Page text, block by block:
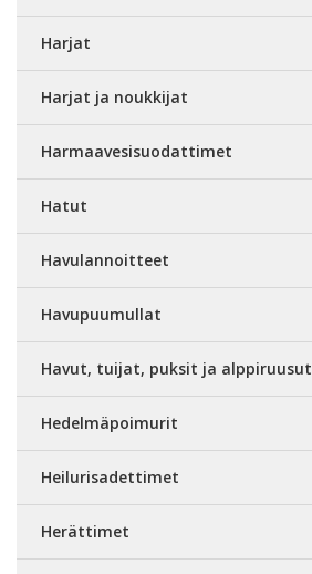
Harjat
Harjat ja noukkijat
Harmaavesisuodattimet
Hatut
Havulannoitteet
Havupuumullat
Havut, tuijat, puksit ja alppiruusut
Hedelmäpoimurit
Heilurisadettimet
Herättimet